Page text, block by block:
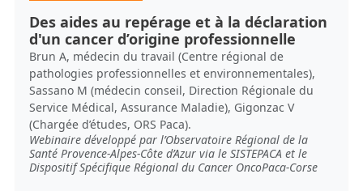
Des aides au repérage et à la déclaration
d'un cancer d’origine professionnelle
Brun A, médecin du travail (Centre régional de
pathologies professionnelles et environnementales),
Sassano M (médecin conseil, Direction Régionale du
Service Médical, Assurance Maladie), Gigonzac V
(Chargée d’études, ORS Paca).
Webinaire développé par l’Observatoire Régional de la
Santé Provence-Alpes-Côte d’Azur via le SISTEPACA et le
Dispositif Spécifique Régional du Cancer OncoPaca-Corse